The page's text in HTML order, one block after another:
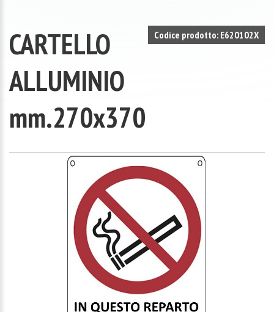
Codice prodotto: E620102X
CARTELLO
ALLUMINIO
mm.270x370